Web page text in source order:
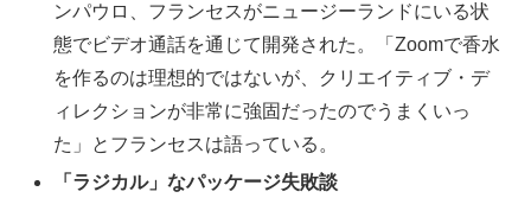
ンパウロ、フランセスがニュージーランドにいる状
態でビデオ通話を通じて開発された。「Zoomで香水
を作るのは理想的ではないが、クリエイティブ・デ
ィレクションが非常に強固だったのでうまくいっ
た」とフランセスは語っている。
「ラジカル」なパッケージ失敗談